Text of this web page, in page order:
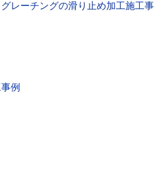
レーチングの滑り止め加工施工事
例